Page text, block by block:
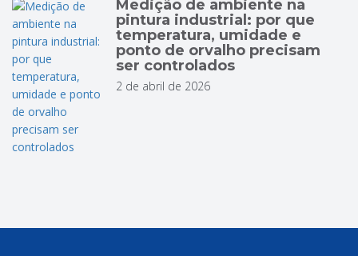
Medição de ambiente na
pintura industrial: por que
temperatura, umidade e
ponto de orvalho precisam
ser controlados
2 de abril de 2026